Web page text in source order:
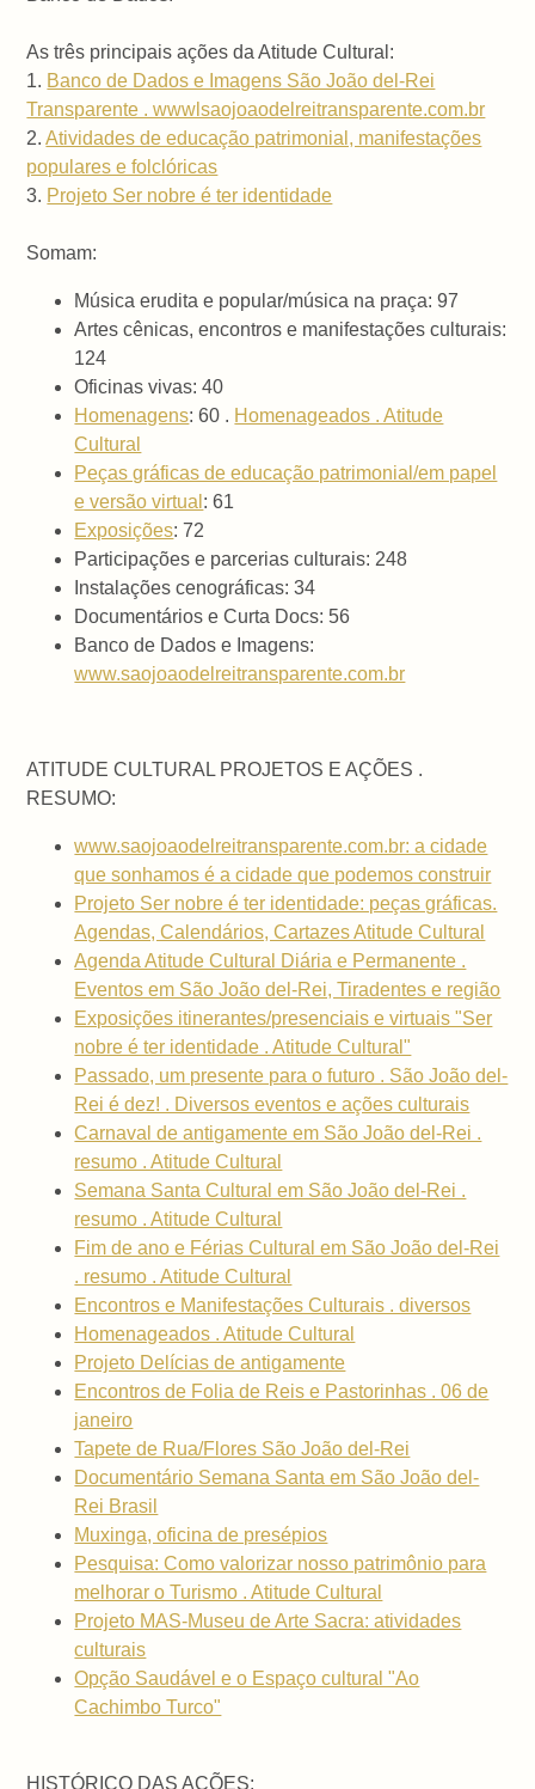
As três principais ações da Atitude Cultural:
1. Banco de Dados e Imagens São João del-Rei
Transparente . wwwlsaojoaodelreitransparente.com.br
2.Atividades de educação patrimonial, manifestações
populares e folclóricas
3. Projeto Ser nobre é ter identidade
Somam:
Música erudita e popular/música na praça: 97
Artes cênicas, encontros e manifestações culturais:
124
Oficinas vivas: 40
Homenagens: 60 . Homenageados . Atitude
Cultural
Peças gráficas de educação patrimonial/em papel
e versão virtual : 61
Exposições: 72
Participações e parcerias culturais: 248
Instalações cenográficas: 34
Documentários e Curta Docs: 56
Banco de Dados e Imagens:
www.saojoaodelreitransparente.com.br
ATITUDE CULTURAL PROJETOS E AÇÕES .
RESUMO:
www.saojoaodelreitransparente.com.br: a cidade
que sonhamos é a cidade que podemos construir
Projeto Ser nobre é ter identidade: peças gráficas.
Agendas, Calendários, Cartazes Atitude Cultural
Agenda Atitude Cultural Diária e Permanente .
Eventos em São João del-Rei, Tiradentes e região
Exposições itinerantes/presenciais e virtuais "Ser
nobre é ter identidade . Atitude Cultural"
Passado, um presente para o futuro . São João del-
Rei é dez! . Diversos eventos e ações culturais
Carnaval de antigamente em São João del-Rei .
resumo . Atitude Cultural
Semana Santa Cultural em São João del-Rei .
resumo . Atitude Cultural
Fim de ano e Férias Cultural em São João del-Rei
. resumo . Atitude Cultural
Encontros e Manifestações Culturais . diversos
Homenageados . Atitude Cultural
Projeto Delícias de antigamente
Encontros de Folia de Reis e Pastorinhas . 06 de
janeiro
Tapete de Rua/Flores São João del-Rei
Documentário Semana Santa em São João del-
Rei Brasil
Muxinga, oficina de presépios
Pesquisa: Como valorizar nosso patrimônio para
melhorar o Turismo . Atitude Cultural
Projeto MAS-Museu de Arte Sacra: atividades
culturais
Opção Saudável e o Espaço cultural "Ao
Cachimbo Turco"
HISTÓRICO DAS AÇÕES: